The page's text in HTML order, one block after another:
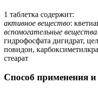
1 таблетка содержит:
активное вещество:
вспомогательные
гидрофосфата дигидрат,
повидон,
стеарат
Способ применения